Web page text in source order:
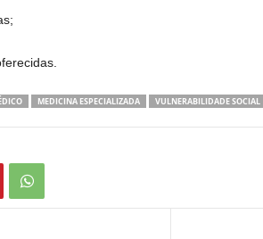
MEDICINA ESPECIALIZADA VULNERABILIDADE SOCIAL